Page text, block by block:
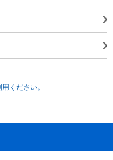
ください。